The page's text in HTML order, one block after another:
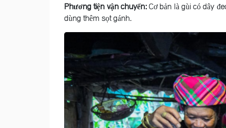
Phương tiện vận chuyển:Cơ bản là gùi có dây
dùng thêm sọt gánh.